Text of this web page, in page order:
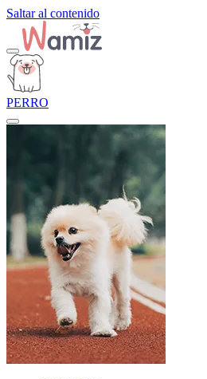
Saltar al contenido
PERRO